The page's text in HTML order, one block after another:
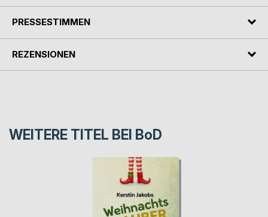
PRESSESTIMMEN
REZENSIONEN
WEITERE TITEL BEI BoD